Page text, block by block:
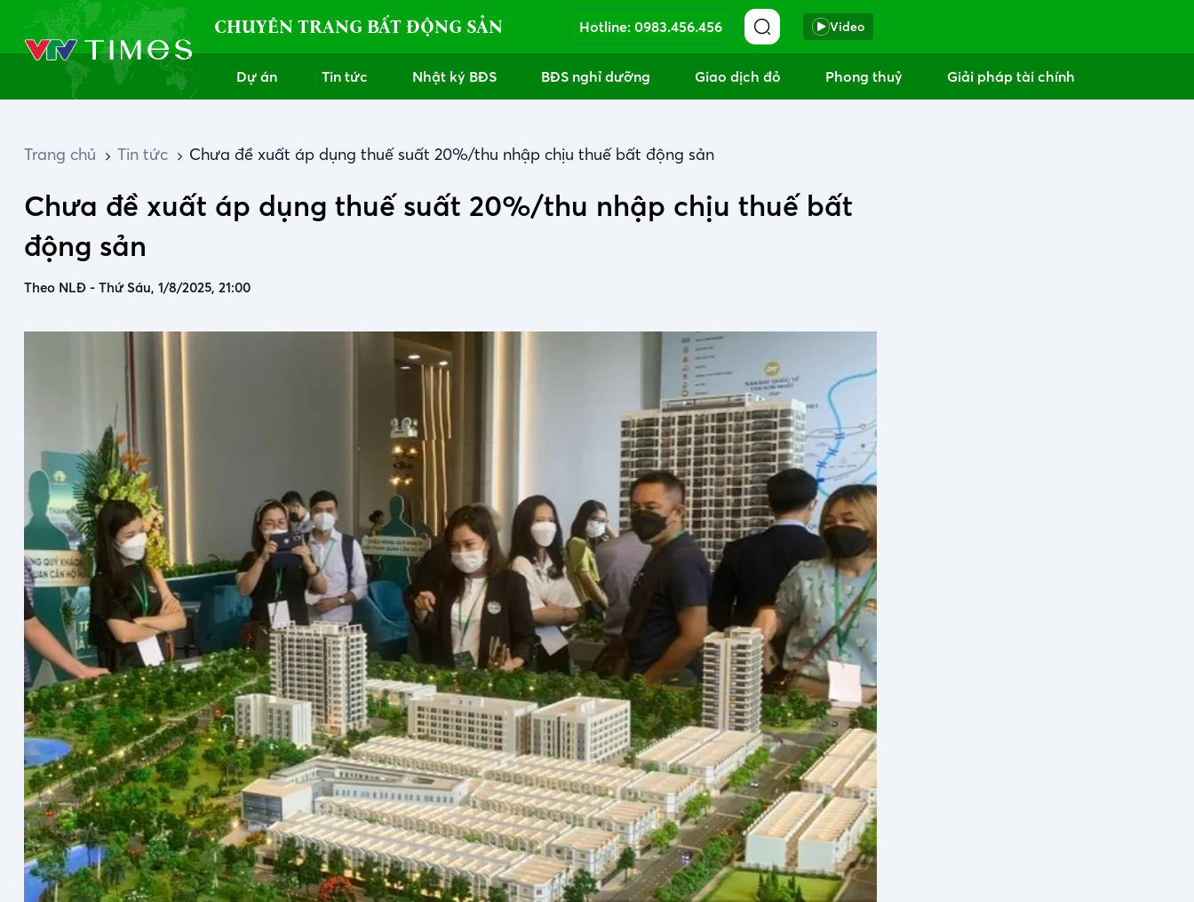
CHUYÊN TRANG BẤT ĐỘNG SẢN Hotline: 0983.456.456 Video
Dự án Tin tức Nhật ký BĐS BĐS nghỉ dưỡng Giao dịch đỏ Phong thuỷ Giải pháp tài chính
Trang chủ Tin tức Chưa đề xuất áp dụng thuế suất 20%/thu nhập chịu thuế bất động sản
Chưa đề xuất áp dụng thuế suất 20%/thu nhập chịu thuế bất
động sản
Theo NLĐ - Thứ Sáu, 1/8/2025, 21:00